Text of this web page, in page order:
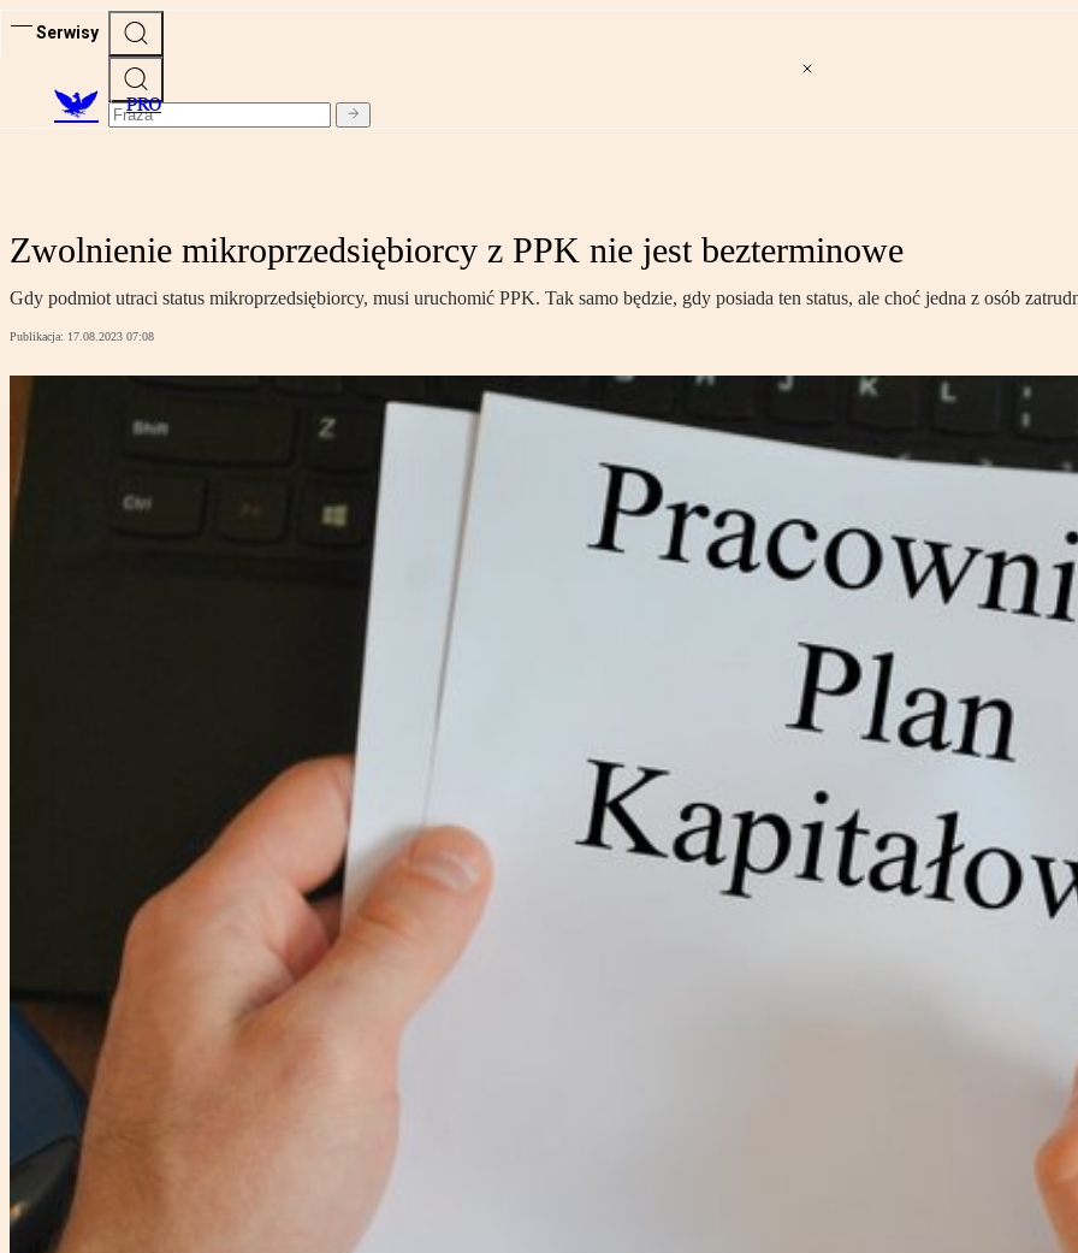
Serwisy
PRO
Zwolnienie mikroprzedsiębiorcy z PPK nie jest bezterminowe
Gdy podmiot utraci status mikroprzedsiębiorcy, musi uruchomić PPK. Tak samo będzie, gdy posiada ten status, ale choć jedna z osób
Publikacja: 17.08.2023 07:08